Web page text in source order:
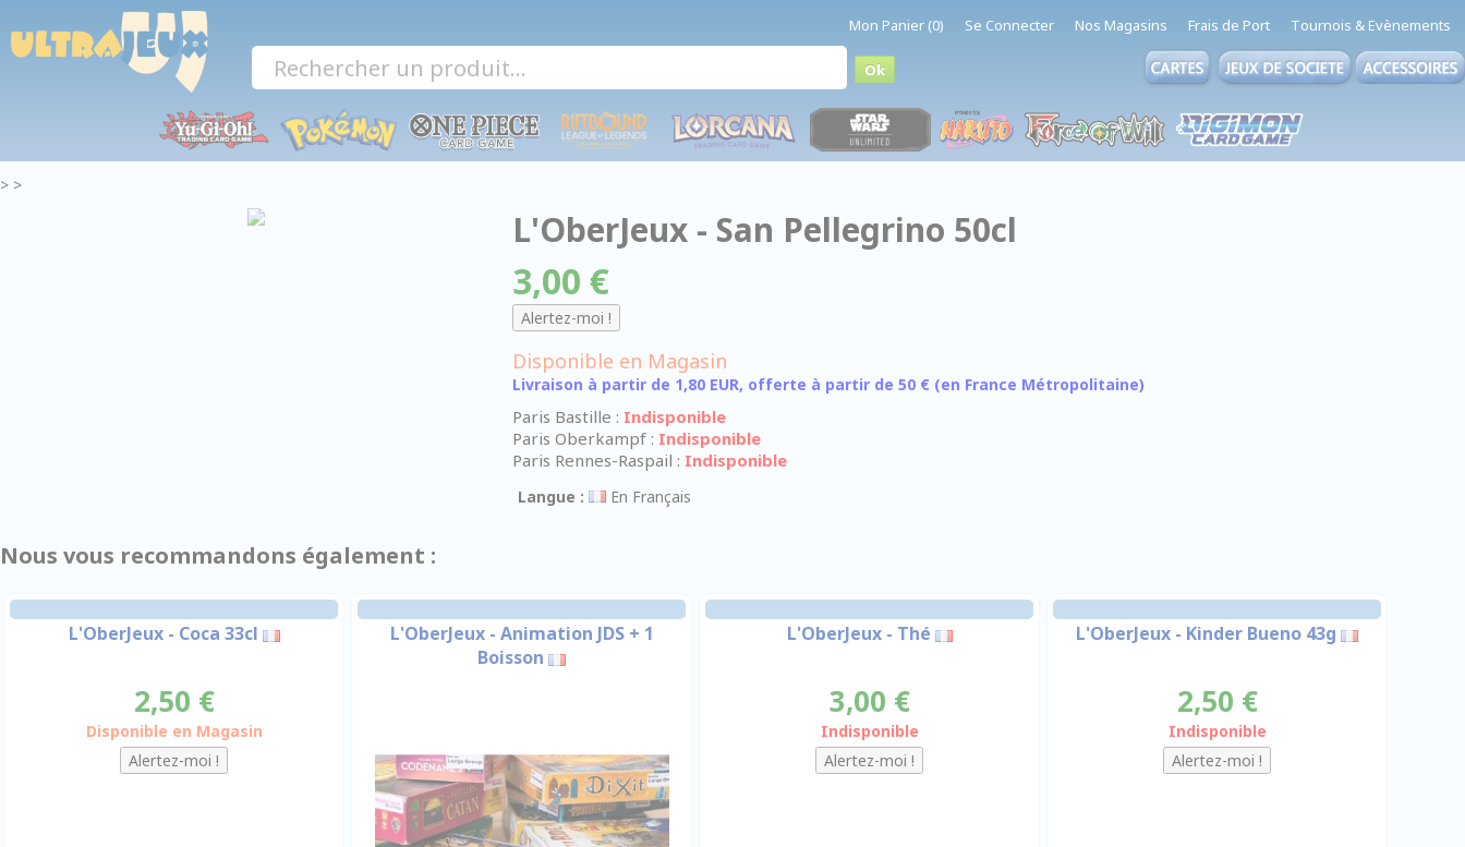
Mon Panier (0) Se Connecter Nos Magasins Frais de Port Tournois & Evènements
> >
L'OberJeux - San Pellegrino 50cl
3,00 €
Disponible en Magasin
Livraison à partir de 1,80 EUR, offerte à partir de 50 € (en France Métropolitaine)
Paris Bastille : Indisponible
Paris Oberkampf : Indisponible
Paris Rennes-Raspail : Indisponible
Langue : En Français
Nous vous recommandons également :
L'OberJeux - Coca 33cl
2,50 €
Disponible en Magasin
L'OberJeux - Animation JDS + 1
Boisson
L'OberJeux - Thé
3,00 €
Indisponible
L'OberJeux - Kinder Bueno 43g
2,50 €
Indisponible
Panneau de gestion des cookies